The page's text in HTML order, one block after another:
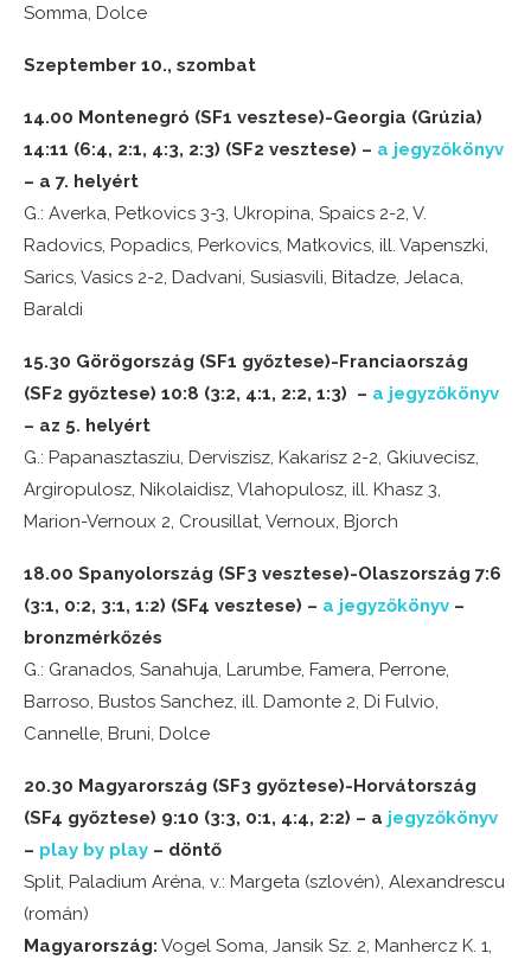
Somma, Dolce
Szeptember 10., szombat
14.00 Montenegró (SF1 vesztese)-Georgia (Grúzia)
14:11 (6:4, 2:1, 4:3, 2:3) (SF2 vesztese) – a jegyzőkönyv
– a 7. helyért
G.: Averka, Petkovics 3-3, Ukropina, Spaics 2-2, V.
Radovics, Popadics, Perkovics, Matkovics, ill. Vapenszki,
Sarics, Vasics 2-2, Dadvani, Susiasvili, Bitadze, Jelaca,
Baraldi
15.30 Görögország (SF1 győztese)-Franciaország
(SF2 győztese) 10:8 (3:2, 4:1, 2:2, 1:3) – a jegyzőkönyv
– az 5. helyért
G.: Papanasztasziu, Derviszisz, Kakarisz 2-2, Gkiuvecisz,
Argiropulosz, Nikolaidisz, Vlahopulosz, ill. Khasz 3,
Marion-Vernoux 2, Crousillat, Vernoux, Bjorch
18.00 Spanyolország (SF3 vesztese)-Olaszország 7:6
(3:1, 0:2, 3:1, 1:2) (SF4 vesztese) – a jegyzőkönyv –
bronzmérkőzés
G.: Granados, Sanahuja, Larumbe, Famera, Perrone,
Barroso, Bustos Sanchez, ill. Damonte 2, Di Fulvio,
Cannelle, Bruni, Dolce
20.30 Magyarország (SF3 győztese)-Horvátország
(SF4 győztese) 9:10 (3:3, 0:1, 4:4, 2:2) – a jegyzőkönyv
– play by play – döntő
Split, Paladium Aréna, v.: Margeta (szlovén), Alexandrescu
(román)
Magyarország: Vogel Soma, Jansik Sz. 2, Manhercz K. 1,